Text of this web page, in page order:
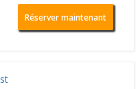
Réserver maintenant